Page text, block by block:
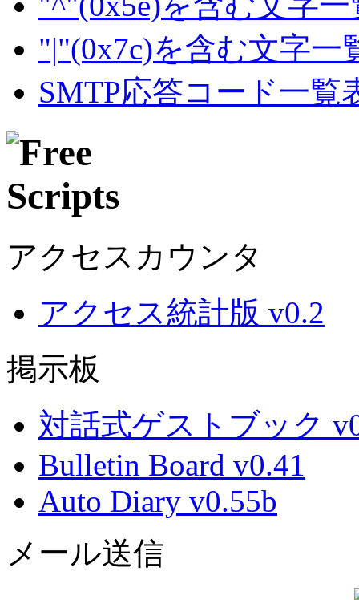
"|"(0x7c)を含む文字一
SMTP応答コード一覧
アクセスカウンタ
アクセス統計版 v0.2
掲示板
対話式ゲストブック
Bulletin Board v0.41
Auto Diary v0.55b
メール送信